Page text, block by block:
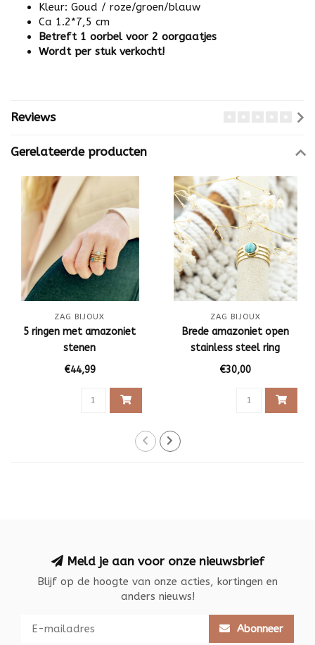
Kleur: Goud / roze/groen/blauw
Ca 1.2*7,5 cm
Betreft 1 oorbel voor 2 oorgaatjes
Wordt per stuk verkocht!
Reviews
Gerelateerde producten
ZAG BIJOUX
5 ringen met amazoniet
stenen
€44,99
ZAG BIJOUX
Brede amazoniet open
stainless steel ring
€30,00
Meld je aan voor onze nieuwsbrief
Blijf op de hoogte van onze acties, kortingen en
anders nieuws!
Abonneer